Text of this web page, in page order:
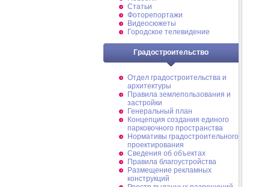
Статьи
Фоторепортажи
Видеосюжеты
Городское телевидение
Градостроительство
Отдел градостроительства и
архитектуры
Правила землепользования и
застройки
Генеральный план
Концепция создания единого
парковочного пространства
Нормативы градостроительного
проектирования
Сведения об объектах
Правила благоустройства
Размещение рекламных
конструкций